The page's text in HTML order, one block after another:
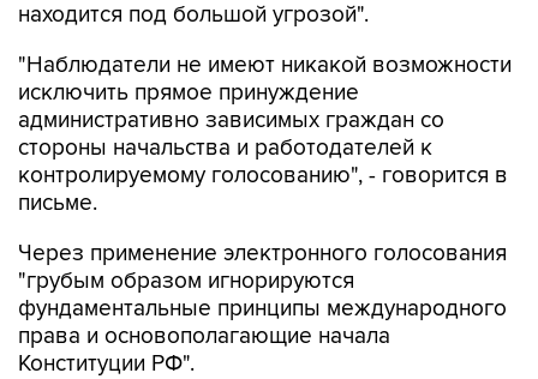
находится под большой угрозой".
"Наблюдатели не имеют никакой возможности
исключить прямое принуждение
административно зависимых граждан со
стороны начальства и работодателей к
контролируемому голосованию", - говорится в
письме.
Через применение электронного голосования
"грубым образом игнорируются
фундаментальные принципы международного
права и основополагающие начала
Конституции РФ".